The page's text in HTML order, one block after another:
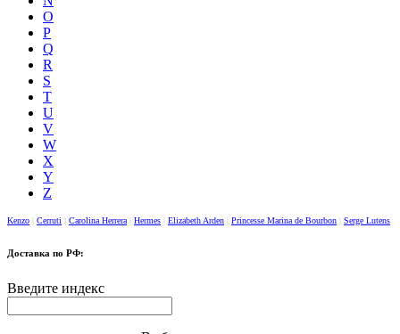
O
P
Q
R
S
T
U
V
W
X
Y
Z
Kenzo Cerruti Carolina Herrera Hermes Elizabeth Arden Princesse Marina de Bourbon Serge Lutens
Доставка по РФ:
Введите индекс